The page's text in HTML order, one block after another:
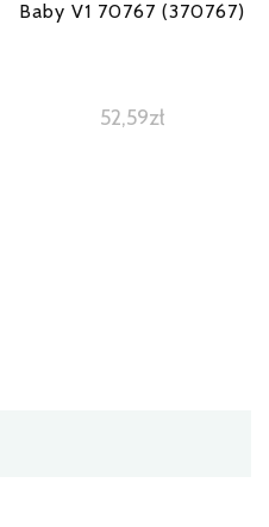
Baby V1 70767 (370767)
52,59zł